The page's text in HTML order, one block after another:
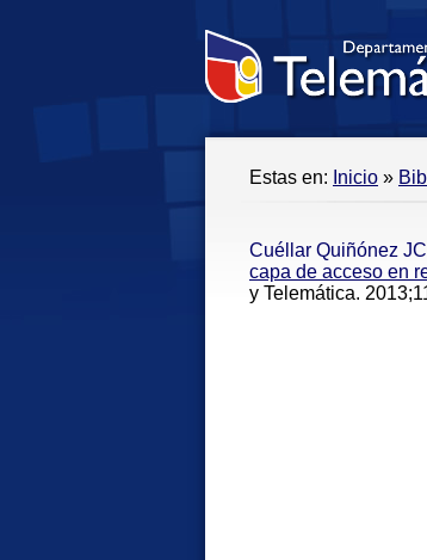
Estas en: Inicio »
Cuéllar Quiñónez JC
capa de acceso en
y Telemática.